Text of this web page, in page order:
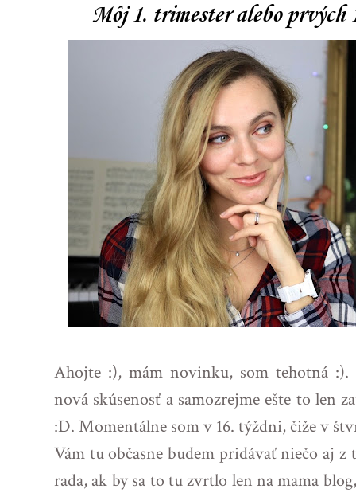
Môj 1. trimester alebo prvých
Ahojte :), mám novinku, som tehotná :).
nová skúsenosť a samozrejme ešte to len
:D. Momentálne som v 16. týždni, čiže v
Vám tu občasne budem pridávať niečo aj
rada, ak by sa to tu zvrtlo len na mama